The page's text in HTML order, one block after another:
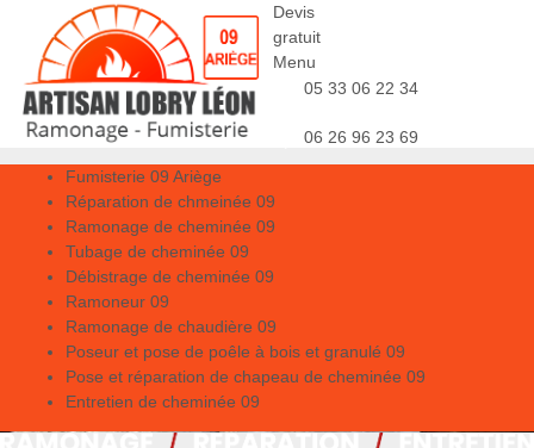
Devis
gratuit
Menu
05 33 06 22 34
06 26 96 23 69
Fumisterie 09 Ariège
Réparation de chmeinée 09
Ramonage de cheminée 09
Tubage de cheminée 09
Débistrage de cheminée 09
Ramoneur 09
Ramonage de chaudière 09
Poseur et pose de poêle à bois et granulé 09
Pose et réparation de chapeau de cheminée 09
Entretien de cheminée 09